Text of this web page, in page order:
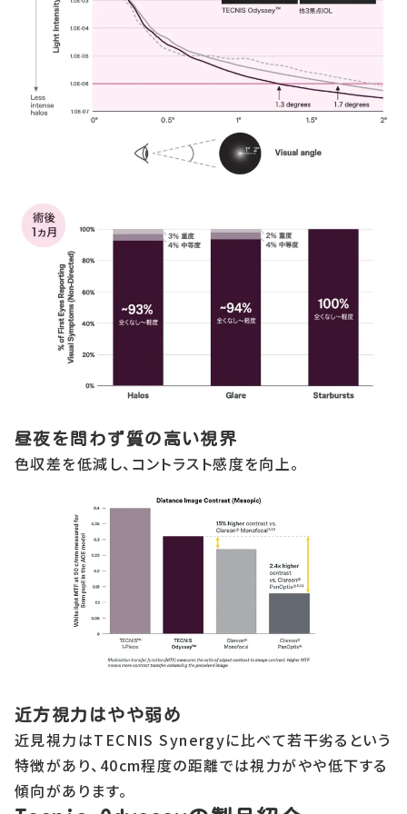
昼夜を問わず質の高い視界
色収差を低減し、コントラスト感度を向上。
近方視力はやや弱め
近見視力はTECNIS Synergyに比べて若干劣るという
特徴があり、40cm程度の距離では視力がやや低下する
傾向があります。